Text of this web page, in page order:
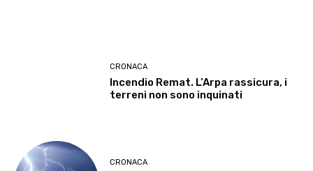
CRONACA
Incendio Remat. L’Arpa rassicura, i
terreni non sono inquinati
CRONACA